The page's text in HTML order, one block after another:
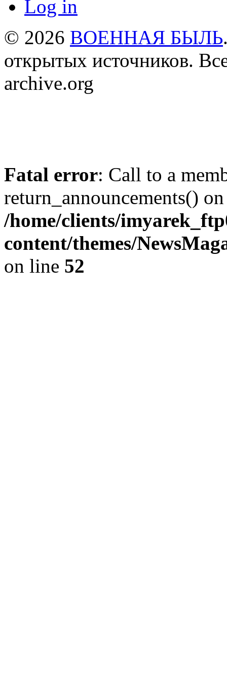
Log in
© 2026 ВОЕННАЯ БЫЛЬ
открытых источников.
archive.org
Fatal error: Call to a
return_announcements()
/home/clients/
content/themes/
on line 52